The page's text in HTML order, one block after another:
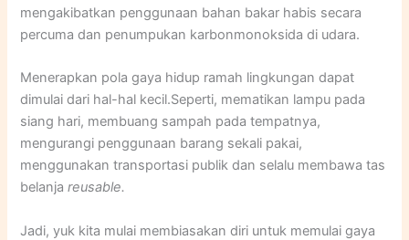
mengakibatkan penggunaan bahan bakar habis secara
percuma dan penumpukan karbonmonoksida di udara.
Menerapkan pola gaya hidup ramah lingkungan dapat
dimulai dari hal-hal kecil.Seperti, mematikan lampu pada
siang hari, membuang sampah pada tempatnya,
mengurangi penggunaan barang sekali pakai,
menggunakan transportasi publik dan selalu membawa tas
belanjareusable.
Jadi, yuk kita mulai membiasakan diri untuk memulai gaya